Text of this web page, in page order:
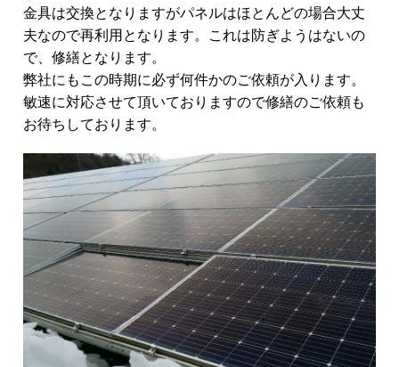
金具は交換となりますがパネルはほとんどの場合大丈
夫なので再利用となります。これは防ぎようはないの
で、修繕となります。
弊社にもこの時期に必ず何件かのご依頼が入ります。
敏速に対応させて頂いておりますので修繕のご依頼も
お待ちしております。